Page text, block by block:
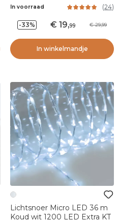
In voorraad (24)
-33% 19,99 29,99
In winkelmandje
Lichtsnoer Micro LED 36 m
Koud wit 1200 LED Extra KT